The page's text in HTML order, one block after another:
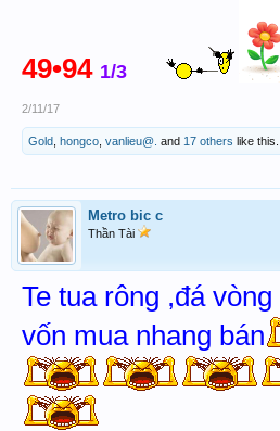
49•94 1/3
2/11/17
Gold hongco vanlieu@. and 17 others like this.
Metro bic c
Thần Tài
Te tua rông ,đá vòng
vốn mua nhang bán